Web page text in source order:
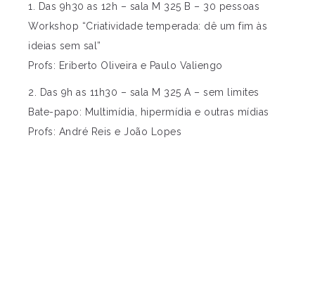
1. Das 9h30 as 12h – sala M 325 B – 30 pessoas
Workshop “Criatividade temperada: dê um fim às
ideias sem sal”
Profs: Eriberto Oliveira e Paulo Valiengo
2. Das 9h as 11h30 – sala M 325 A – sem limites
Bate-papo: Multimídia, hipermídia e outras mídias
Profs: André Reis e João Lopes